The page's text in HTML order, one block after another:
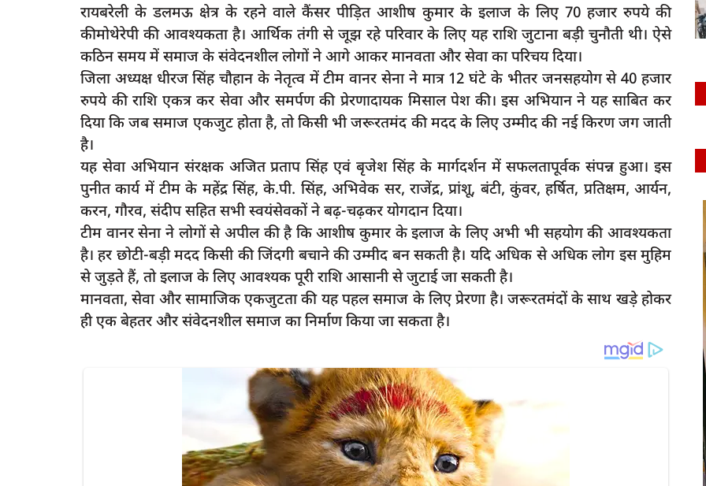
रायबरेली के डलमऊ क्षेत्र के रहने वाले कैंसर पीड़ित आशीष कुमार के इलाज के लिए 70 हजार रुपये की
कीमोथेरेपी की आवश्यकता है। आर्थिक तंगी से जूझ रहे परिवार के लिए यह राशि जुटाना बड़ी चुनौती थी। ऐसे
कठिन समय में समाज के संवेदनशील लोगों ने आगे आकर मानवता और सेवा का परिचय दिया।
जिला अध्यक्ष धीरज सिंह चौहान के नेतृत्व में टीम वानर सेना ने मात्र 12 घंटे के भीतर जनसहयोग से 40 हजार
रुपये की राशि एकत्र कर सेवा और समर्पण की प्रेरणादायक मिसाल पेश की। इस अभियान ने यह साबित कर
दिया कि जब समाज एकजुट होता है, तो किसी भी जरूरतमंद की मदद के लिए उम्मीद की नई किरण जग जाती
है।
यह सेवा अभियान संरक्षक अजित प्रताप सिंह एवं बृजेश सिंह के मार्गदर्शन में सफलतापूर्वक संपन्न हुआ। इस
पुनीत कार्य में टीम के महेंद्र सिंह, के.पी. सिंह, अभिवेक सर, राजेंद्र, प्रांशू, बंटी, कुंवर, हर्षित, प्रतिक्षम, आर्यन,
करन, गौरव, संदीप सहित सभी स्वयंसेवकों ने बढ़-चढ़कर योगदान दिया।
टीम वानर सेना ने लोगों से अपील की है कि आशीष कुमार के इलाज के लिए अभी भी सहयोग की आवश्यकता
है। हर छोटी-बड़ी मदद किसी की जिंदगी बचाने की उम्मीद बन सकती है। यदि अधिक से अधिक लोग इस मुहिम
से जुड़ते हैं, तो इलाज के लिए आवश्यक पूरी राशि आसानी से जुटाई जा सकती है।
मानवता, सेवा और सामाजिक एकजुटता की यह पहल समाज के लिए प्रेरणा है। जरूरतमंदों के साथ खड़े होकर
ही एक बेहतर और संवेदनशील समाज का निर्माण किया जा सकता है।
latest
रायबरेली-प्रा.वि.फरीदगढ मे ग्राम प्रधान एवं सचिव के
0 80
latest